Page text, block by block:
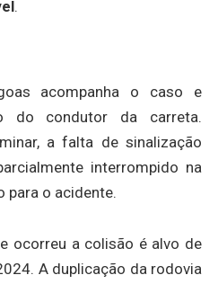
.
acompanha o caso e
do condutor da carreta.
a falta de sinalização
interrompido na
para o acidente.
ocorreu a colisão é alvo de
A duplicação da rodovia